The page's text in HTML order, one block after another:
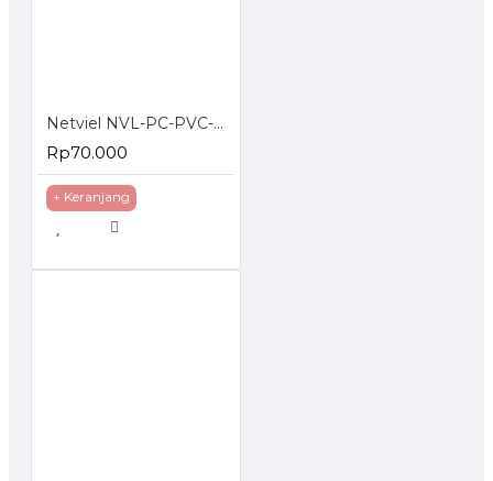
Netviel NVL-PC-PVC-06-02: NETVIEL Cat6 patch cord PVC 2m DARK BLUE COLOR
Rp70.000
+ Keranjang